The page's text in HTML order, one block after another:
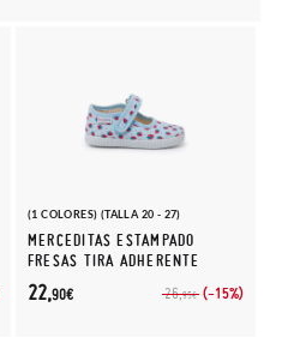
(1 COLORES) (TALLA 20 - 27)
MERCEDITAS ESTAMPADO
FRESAS TIRA ADHERENTE
26,95€ (-15%)
22,90€